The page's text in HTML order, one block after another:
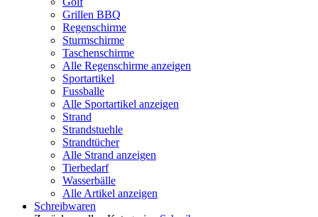
Grillen BBQ
Regenschirme
Sturmschirme
Taschenschirme
Alle Regenschirme anzeigen
Sportartikel
Fussballe
Alle Sportartikel anzeigen
Strand
Strandstuehle
Strandtücher
Alle Strand anzeigen
Tierbedarf
Wasserbälle
Alle Artikel anzeigen
Schreibwaren